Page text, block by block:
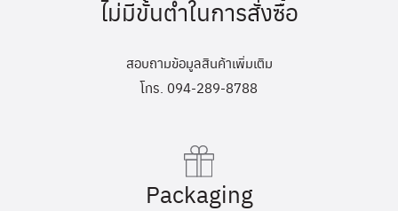
ไม่มีขั้นต่ำในการสั่งซื้อ
สอบถามข้อมูลสินค้าเพิ่มเติม
โทร. 094-289-8788
Packaging